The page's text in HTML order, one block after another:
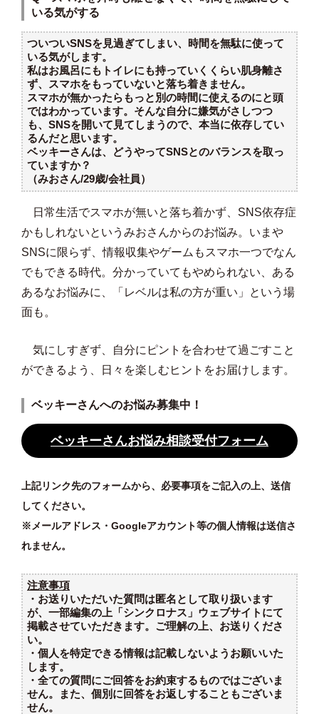
いる気がする
ついついSNSを見過ぎてしまい、時間を無駄に使って
いる気がします。
私はお風呂にもトイレにも持っていくくらい肌身離さ
ず、スマホをもっていないと落ち着きません。
スマホが無かったらもっと別の時間に使えるのにと頭
ではわかっています。そんな自分に嫌気がさしつつ
も、SNSを開いて見てしまうので、本当に依存してい
るんだと思います。
ベッキーさんは、どうやってSNSとのバランスを取っ
ていますか？
（みおさん/29歳/会社員）
日常生活でスマホが無いと落ち着かず、SNS依存症
かもしれないというみおさんからのお悩み。いまや
SNSに限らず、情報収集やゲームもスマホ一つでなん
でもできる時代。分かっていてもやめられない、ある
あるなお悩みに、「レベルは私の方が重い」という場
面も。
気にしすぎず、自分にピントを合わせて過ごすこと
ができるよう、日々を楽しむヒントをお届けします。
ベッキーさんへのお悩み募集中！
ベッキーさんお悩み相談受付フォーム
上記リンク先のフォームから、必要事項をご記入の上、送信
してください。
※メールアドレス・Googleアカウント等の個人情報は送信さ
れません。
注意事項
・お送りいただいた質問は匿名として取り扱います
が、一部編集の上「シンクロナス」ウェブサイトにて
掲載させていただきます。ご理解の上、お送りくださ
い。
・個人を特定できる情報は記載しないようお願いいた
します。
・全ての質問にご回答をお約束するものではございま
せん。また、個別に回答をお返しすることもございま
せん。